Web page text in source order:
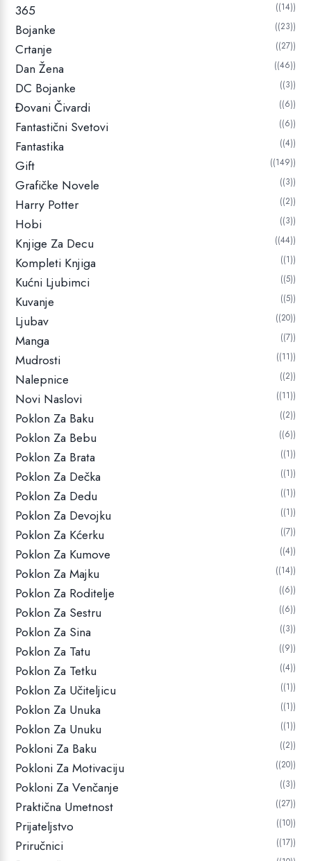
365 (14)
Bojanke (23)
Crtanje (27)
Dan Žena (46)
DC Bojanke (3)
Đovani Čivardi (6)
Fantastični Svetovi (6)
Fantastika (4)
Gift (149)
Grafičke Novele (3)
Harry Potter (2)
Hobi (3)
Knjige Za Decu (44)
Kompleti Knjiga (1)
Kućni Ljubimci (5)
Kuvanje (5)
Ljubav (20)
Manga (7)
Mudrosti (11)
Nalepnice (2)
Novi Naslovi (11)
Poklon Za Baku (2)
Poklon Za Bebu (6)
Poklon Za Brata (1)
Poklon Za Dečka (1)
Poklon Za Dedu (1)
Poklon Za Devojku (1)
Poklon Za Kćerku (7)
Poklon Za Kumove (4)
Poklon Za Majku (14)
Poklon Za Roditelje (6)
Poklon Za Sestru (6)
Poklon Za Sina (3)
Poklon Za Tatu (9)
Poklon Za Tetku (4)
Poklon Za Učiteljicu (1)
Poklon Za Unuka (1)
Poklon Za Unuku (1)
Pokloni Za Baku (2)
Pokloni Za Motivaciju (20)
Pokloni Za Venčanje (3)
Praktična Umetnost (27)
Prijateljstvo (10)
Priručnici (17)